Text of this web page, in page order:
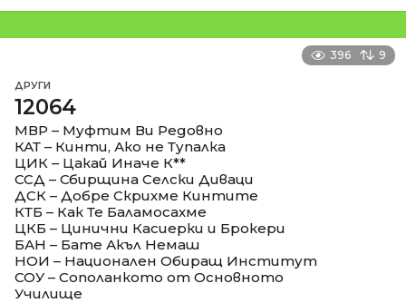
396 9
ДРУГИ
12064
МВР – Муфтим Ви Редовно
КАТ – Кинти, Ако не Тупалка
ЦИК – Цакай Иначе К**
ССД – Сбирщина Селски Диваци
ДСК – Добре Скрихме Кинтите
КТБ – Как Те Баламосахме
ЦКБ – Цинични Касиерки и Брокери
БАН – Бате Акъл Немаш
НОИ – Национален Обиращ Институт
СОУ – Сополанкото от Основното
Училище